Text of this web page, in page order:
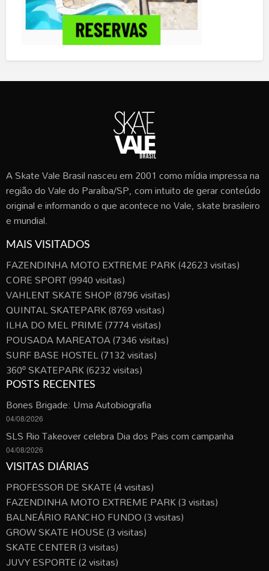
A Skate Vale Brasil nasceu em 2001 como mídia impressa na
região do Vale do Paraíba/SP, com intuito de gerar conteúdo
original e informando o que acontece no Vale, skate brasileiro
e mundial.
MAIS VISITADOS
FAZENDINHA MOTO EXTREME PARK(42623 visitas)
CORE SPORT(9940 visitas)
VAHLENT SKATE SHOP(8796 visitas)
QUINTAL SKATEPARK(8769 visitas)
ILHA DO MEL PRIME(7774 visitas)
POUSADA MAREATOA(7346 visitas)
SURF BASE HOSTEL(7132 visitas)
360º SKATEPARK(6232 visitas)
POSTS RECENTES
Bones Brigade: Uma Autobiografia
04/08/2026
SLS Rio Takeover celebra Dia dos Pais com campanha
04/08/2026
VISITAS DIÁRIAS
PROFESSOR DE SKATE(4 visitas)
FAZENDINHA MOTO EXTREME PARK(3 visitas)
BALNEÁRIO RANCHO FUNDO(3 visitas)
GROW SKATE HOUSE(3 visitas)
SKATE CENTER(3 visitas)
JUVY ESPORTE(2 visitas)